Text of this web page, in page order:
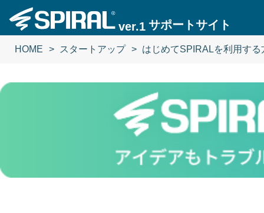
ver.1 サポートサイト
HOME スタートアップ はじめてSPIRALを利用する